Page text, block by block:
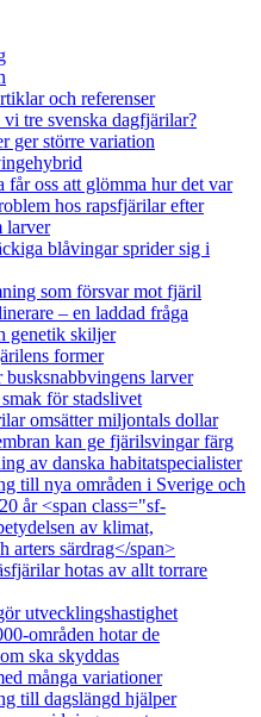
och referenser
tre svenska dagfjärilar?
ger större variation
får oss att glömma hur det var
hos rapsfjärilar efter
larver
blåvingar sprider sig i
som försvar mot fjäril
– en laddad fråga
genetik skiljer
former
larver
för stadslivet
omsätter miljontals dollar
kan ge fjärilsvingar färg
av danska habitatspecialister
till nya områden i Sverige och
år <span class="sf-
av klimat,
arters särdrag</span>
hotas av allt torrare
utvecklingshastighet
områden hotar de
ska skyddas
många variationer
till dagslängd hjälper